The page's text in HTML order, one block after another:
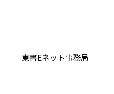
東書Eネット事務局